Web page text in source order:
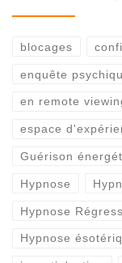
blocages
enquête
en remote
espace
Guérison
Hypnose
Hypnose
Hypnose